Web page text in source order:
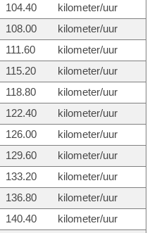
104.40
kilometer/uur
108.00
kilometer/uur
111.60
kilometer/uur
115.20
kilometer/uur
118.80
kilometer/uur
122.40
kilometer/uur
126.00
kilometer/uur
129.60
kilometer/uur
133.20
kilometer/uur
136.80
kilometer/uur
140.40
kilometer/uur